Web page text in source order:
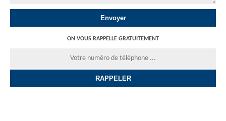
ON VOUS RAPPELLE GRATUITEMENT